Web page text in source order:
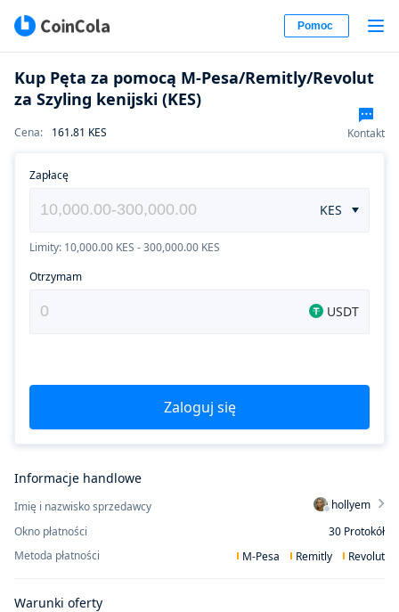
Pomoc
Kup Pęta za pomocą M-Pesa/Remitly/Revolut
za Szyling kenijski (KES)
Cena: 161.81 KES Kontakt
Zapłacę
KES
Limity: 10,000.00 KES - 300,000.00 KES
Otrzymam
USDT
Zaloguj się
Informacje handlowe
Imię i nazwisko sprzedawcy
hollyem
Okno płatności
30 Protokół
Metoda płatności
M-Pesa Remitly Revolut
Warunki oferty